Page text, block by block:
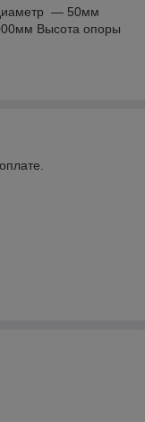
— 50мм
Высота опоры